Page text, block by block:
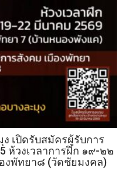
เปิดรับสมัครผู้รับการ
ห้วงเวลาการฝึก ๑๙-๒๒
งพัทยา๘ (วัดชัยมงคล)